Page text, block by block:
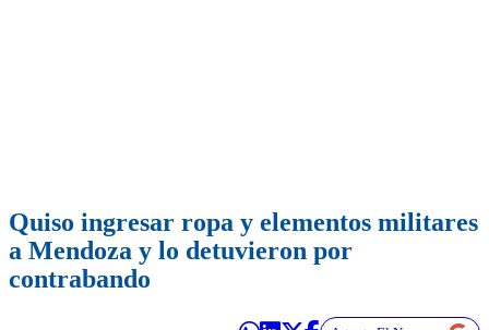
Quiso ingresar ropa y elementos militares
a Mendoza y lo detuvieron por
contrabando